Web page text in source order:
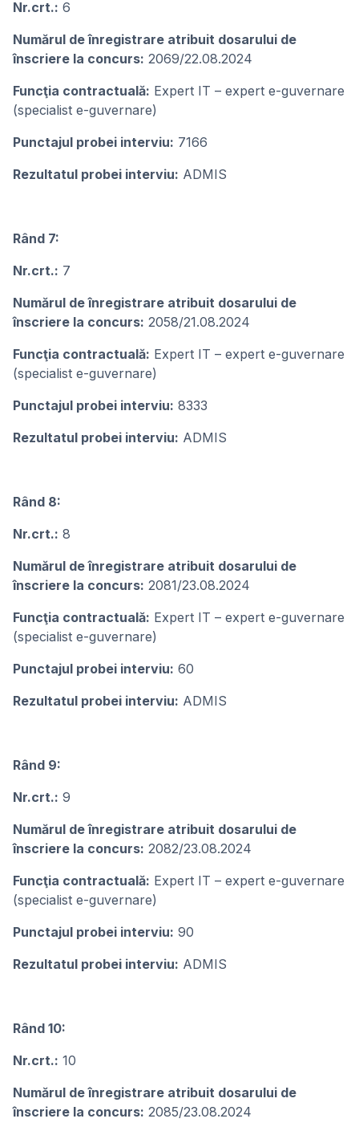
Nr.crt.: 6
Numărul de înregistrare atribuit dosarului de
înscriere la concurs: 2069/22.08.2024
Funcţia contractuală: Expert IT – expert e-guvernare
(specialist e-guvernare)
Punctajul probei interviu: 7166
Rezultatul probei interviu: ADMIS
Rând 7:
Nr.crt.: 7
Numărul de înregistrare atribuit dosarului de
înscriere la concurs: 2058/21.08.2024
Funcţia contractuală: Expert IT – expert e-guvernare
(specialist e-guvernare)
Punctajul probei interviu: 8333
Rezultatul probei interviu: ADMIS
Rând 8:
Nr.crt.: 8
Numărul de înregistrare atribuit dosarului de
înscriere la concurs: 2081/23.08.2024
Funcţia contractuală: Expert IT – expert e-guvernare
(specialist e-guvernare)
Punctajul probei interviu: 60
Rezultatul probei interviu: ADMIS
Rând 9:
Nr.crt.: 9
Numărul de înregistrare atribuit dosarului de
înscriere la concurs: 2082/23.08.2024
Funcţia contractuală: Expert IT – expert e-guvernare
(specialist e-guvernare)
Punctajul probei interviu: 90
Rezultatul probei interviu: ADMIS
Rând 10:
Nr.crt.: 10
Numărul de înregistrare atribuit dosarului de
înscriere la concurs: 2085/23.08.2024